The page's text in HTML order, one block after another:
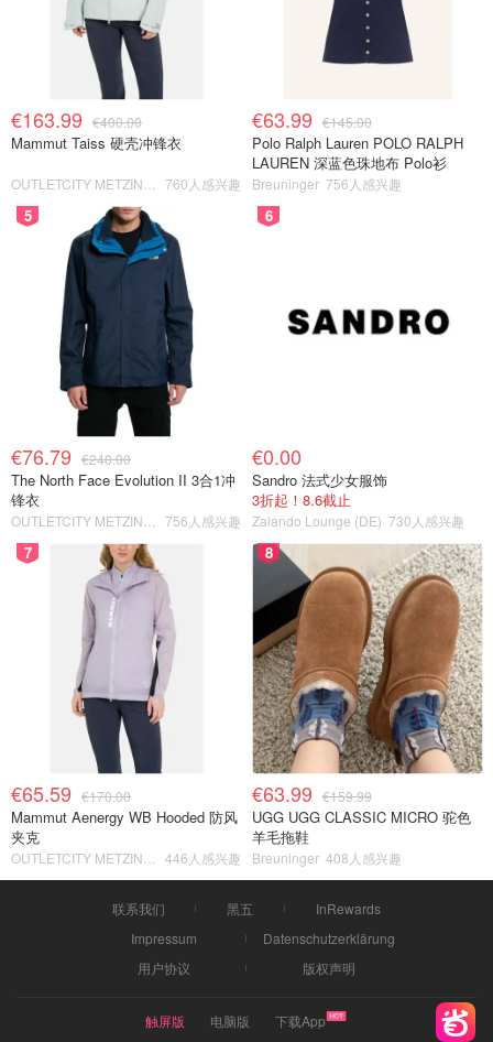
€163.99 €400.00
Mammut Taiss 硬壳冲锋衣
760人感兴趣
€63.99 €145.00
Polo Ralph Lauren POLO RALPH
LAUREN 深蓝色珠地布 Polo衫
Breuninger 756人感兴趣
5
€76.79 €240.00
The North Face Evolution II 3合1冲
锋衣
756人感兴趣
6
€0.00
Sandro 法式少女服饰
3折起！8.6截止
Zalando Lounge (DE) 730人感兴趣
7
€65.59 €170.00
Mammut Aenergy WB Hooded 防风
夹克
446人感兴趣
8
€63.99 €159.99
UGG UGG CLASSIC MICRO 驼色
羊毛拖鞋
Breuninger 408人感兴趣
联系我们 黑五
InRewards
Impressum
Datenschutzerklärung
用户协议
版权声明
触屏版 电脑版 下载App